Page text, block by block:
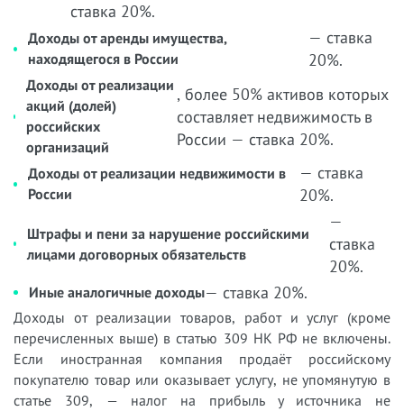
ставка 20%.
Доходы от аренды имущества,
находящегося в России
— ставка
20%.
Доходы от реализации
акций (долей)
российских
организаций
, более 50% активов которых
составляет недвижимость в
России — ставка 20%.
Доходы от реализации недвижимости в
России
— ставка
20%.
Штрафы и пени за нарушение российскими
лицами договорных обязательств
—
ставка
20%.
Иные аналогичные доходы— ставка 20%.
Доходы от реализации товаров, работ и услуг (кроме
перечисленных выше) в статью 309 НК РФ не включены.
Если иностранная компания продаёт российскому
покупателю товар или оказывает услугу, не упомянутую в
статье 309, — налог на прибыль у источника не